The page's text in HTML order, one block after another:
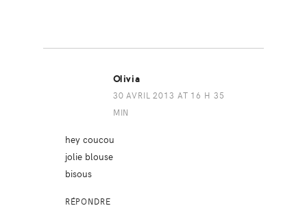
Olivia
30 AVRIL 2013 AT 16 H 35
MIN
hey coucou
jolie blouse
bisous
RÉPONDRE